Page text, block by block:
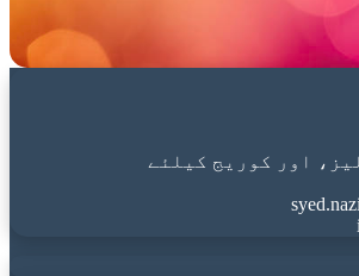
اور کوریج کیلئے